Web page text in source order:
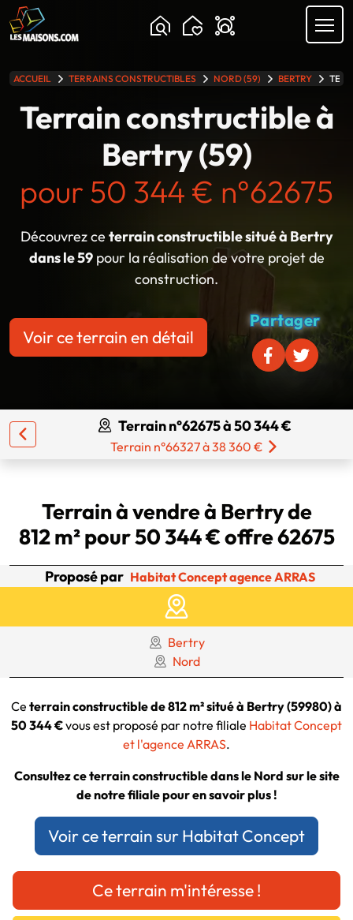
Chargement...
ACCUEIL TERRAINS CONSTRUCTIBLES NORD (59) BERTRY
Terrain constructible à
Bertry (59)
pour 50 344 € n°62675
Découvrez ce terrain constructible situé à Bertry
dans le 59pour la réalisation de votre projet de
construction.
Voir ce terrain en détail
Partager
Terrain n°62675 à 50 344 €
Terrain n°66327 à 38 360 €
Terrain à vendre à Bertry de
812 m² pour 50 344 € offre 62675
Proposé par Habitat Concept agence ARRAS
Bertry
Nord
Ce terrain constructible de 812 m² situé à Bertry (59980) à
50 344 €vous est proposé par notre filiale Habitat Concept
et l'agence ARRAS.
Consultez ce terrain constructible dans le Nord sur le site
de notre filiale pour en savoir plus !
Voir ce terrain sur Habitat Concept
Ce terrain m'intéresse !